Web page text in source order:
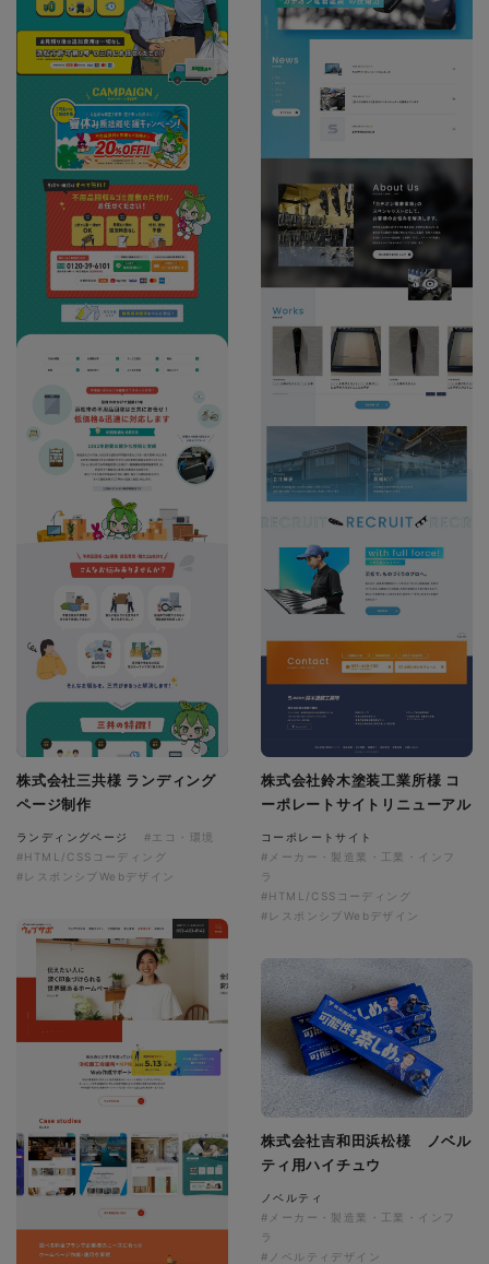
株式会社三共様 ランディング
ページ制作
ランディングページ
#エコ・環境
#HTML/CSSコーディング
#レスポンシブWebデザイン
株式会社鈴木塗装工業所様 コ
ーポレートサイトリニューアル
コーポレートサイト
#メーカー・製造業・工業・インフ
ラ
#HTML/CSSコーディング
#レスポンシブWebデザイン
株式会社吉和田浜松様 ノベル
ティ用ハイチュウ
ノベルティ
#メーカー・製造業・工業・インフ
ラ
#ノベルティデザイン